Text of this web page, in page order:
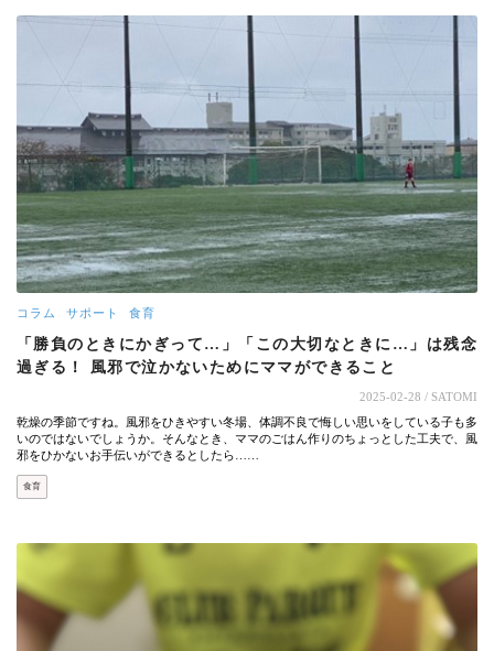
コラム サポート 食育
「勝負のときにかぎって…」「この大切なときに…」は残念
過ぎる！ 風邪で泣かないためにママができること
2025-02-28 / SATOMI
乾燥の季節ですね。風邪をひきやすい冬場、体調不良で悔しい思いをしている子も多
いのではないでしょうか。そんなとき、ママのごはん作りのちょっとした工夫で、風
邪をひかないお手伝いができるとしたら……
食育